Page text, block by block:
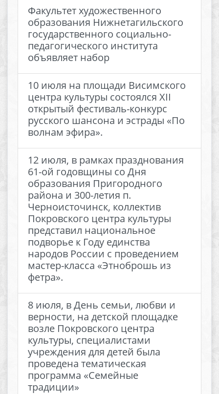
Факультет художественного
образования Нижнетагильского
государственного социально-
педагогического института
объявляет набор
10 июля на площади Висимского
центра культуры состоялся XII
открытый фестиваль-конкурс
русского шансона и эстрады «По
волнам эфира».
12 июля, в рамках празднования
61-ой годовщины со Дня
образования Пригородного
района и 300-летия п.
Черноисточинск, коллектив
Покровского центра культуры
представил национальное
подворье к Году единства
народов России с проведением
мастер-класса «Этноброшь из
фетра».
8 июля, в День семьи, любви и
верности, на детской площадке
возле Покровского центра
культуры, специалистами
учреждения для детей была
проведена тематическая
программа «Семейные
традиции»